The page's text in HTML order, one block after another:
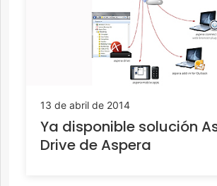
13 de abril de 2014
Ya disponible solución
Drive de Aspera